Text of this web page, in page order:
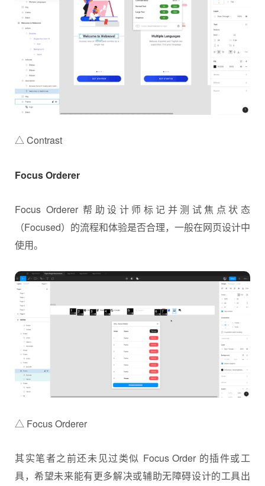
△ Contrast
Focus Orderer
Focus Orderer 帮助设计师标记并测试焦点状态
（Focused）的流程和体验是否合理，一般在网页设计中
使用。
△ Focus Orderer
其实笔者之前还未见过类似 Focus Order 的插件或工
具，希望未来能有更多解决或辅助无障碍设计的工具出